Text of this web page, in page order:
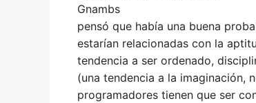
Gnambs
pensó que había una buena
estarían relacionadas con la
tendencia a ser ordenado,
(una tendencia a la imaginación,
programadores tienen que ser